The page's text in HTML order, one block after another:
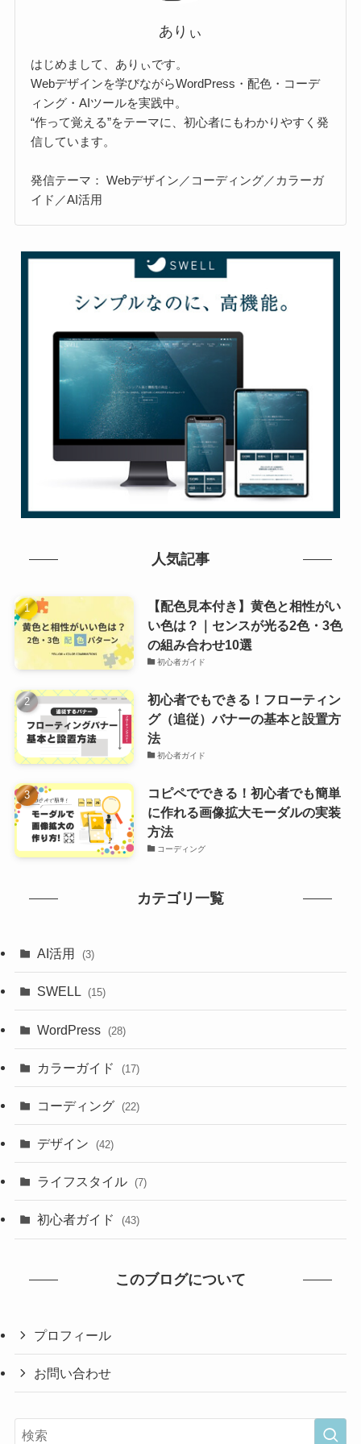
ありぃ
はじめまして、ありぃです。
Webデザインを学びながらWordPress・配色・コーデ
ィング・AIツールを実践中。
“作って覚える”をテーマに、初心者にもわかりやすく発
信しています。
発信テーマ： Webデザイン／コーディング／カラーガ
イド／AI活用
人気記事
【配色見本付き】黄色と相性がい
い色は？｜センスが光る2色・3色
の組み合わせ10選
初心者ガイド
初心者でもできる！フローティン
グ（追従）バナーの基本と設置方
法
初心者ガイド
コピペでできる！初心者でも簡単
に作れる画像拡大モーダルの実装
方法
コーディング
カテゴリ一覧
AI活用 (3)
SWELL (15)
WordPress (28)
カラーガイド (17)
コーディング (22)
デザイン (42)
ライフスタイル (7)
初心者ガイド (43)
このブログについて
プロフィール
お問い合わせ